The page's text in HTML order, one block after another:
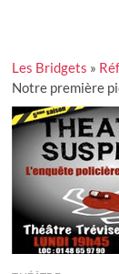
Les Bridgets »
Notre première